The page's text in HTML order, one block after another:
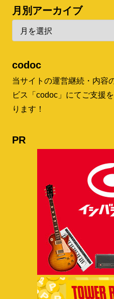
月別アーカイブ
codoc
当サイトの運営継続・内容
ビス「codoc」にてご支援
ります！
PR